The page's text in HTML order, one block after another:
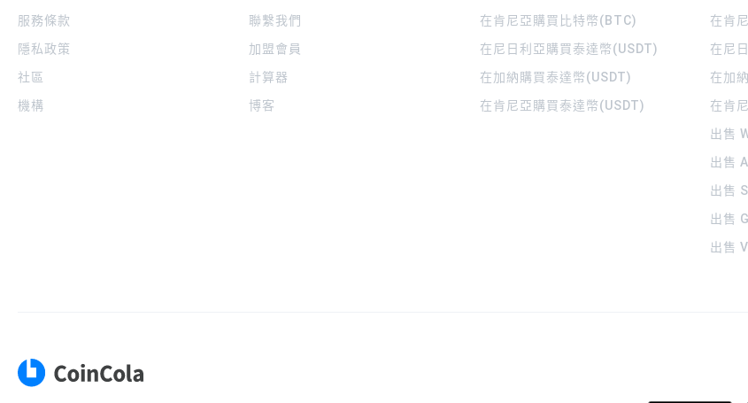
服務條款
隱私政策
社區
機構
聯繫我們
加盟會員
計算器
博客
在肯尼亞購買比特幣(BTC)
在尼日利亞購買泰達幣(USDT)
在加納購買泰達幣(USDT)
在肯尼亞購買泰達幣(USDT)
在肯
在尼
在加
在肯
出售
出售
出售
出售
出售